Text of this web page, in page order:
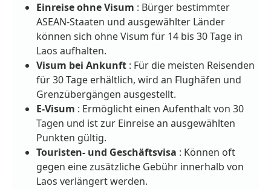
Einreise ohne Visum : Bürger bestimmter
ASEAN-Staaten und ausgewählter Länder
können sich ohne Visum für 14 bis 30 Tage in
Laos aufhalten.
Visum bei Ankunft : Für die meisten Reisenden
für 30 Tage erhältlich, wird an Flughäfen und
Grenzübergängen ausgestellt.
E-Visum : Ermöglicht einen Aufenthalt von 30
Tagen und ist zur Einreise an ausgewählten
Punkten gültig.
Touristen- und Geschäftsvisa : Können oft
gegen eine zusätzliche Gebühr innerhalb von
Laos verlängert werden.